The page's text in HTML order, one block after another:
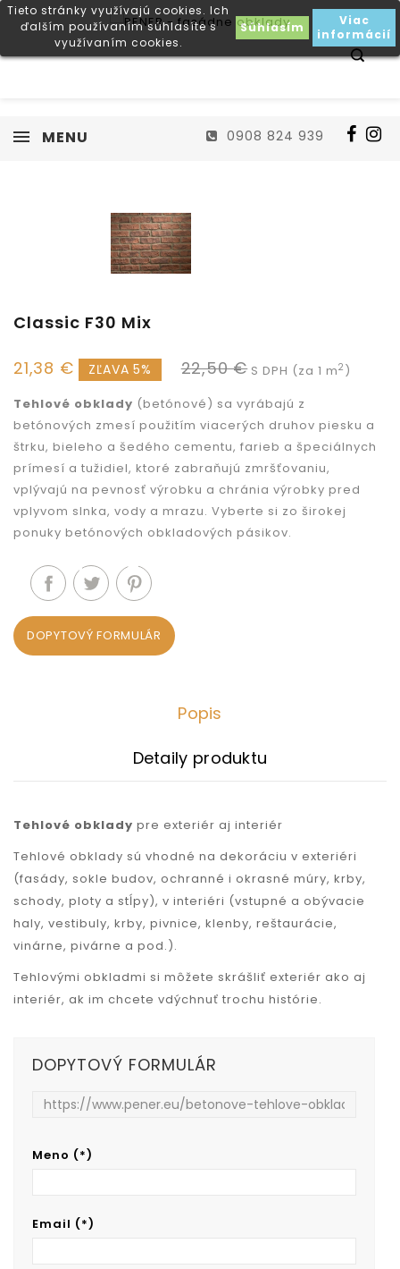
Tieto stránky využívajú cookies. Ich
ďalším používaním súhlasíte s
využívaním cookies.
Súhlasím
Viac
informácií
MENU 0908 824 939
Classic F30 Mix
21,38 € ZĽAVA 5% 22,50 € S DPH (za 1 m2 )
Tehlové obklady (betónové) sa vyrábajú z
betónových zmesí použitím viacerých druhov piesku a
štrku, bieleho a šedého cementu, farieb a špeciálnych
prímesí a tužidiel, ktoré zabraňujú zmršťovaniu,
vplývajú na pevnosť výrobku a chránia výrobky pred
vplyvom slnka, vody a mrazu. Vyberte si zo širokej
ponuky betónových obkladových pásikov.
DOPYTOVÝ FORMULÁR
Popis
Detaily produktu
Tehlové obklady pre exteriér aj interiér
Tehlové obklady sú vhodné na dekoráciu v exteriéri
(fasády, sokle budov, ochranné i okrasné múry, krby,
schody, ploty a stĺpy), v interiéri (vstupné a obývacie
haly, vestibuly, krby, pivnice, klenby, reštaurácie,
vinárne, pivárne a pod.).
Tehlovými obkladmi si môžete skrášliť exteriér ako aj
interiér, ak im chcete vdýchnuť trochu histórie.
DOPYTOVÝ FORMULÁR
Meno (*)
Email (*)